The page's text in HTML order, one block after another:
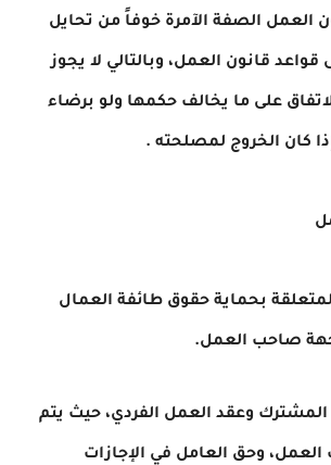
العمل الصفة الآمرة خوفاً من تحايل
قانون العمل، وبالتالي لا يجوز
على ما يخالف حكمها ولو برضاء
كان الخروج لمصلحته .
بحماية حقوق طائفة العمال
صاحب العمل.
وعقد العمل الفردي، حيث يتم
وحق العامل في الإجازات